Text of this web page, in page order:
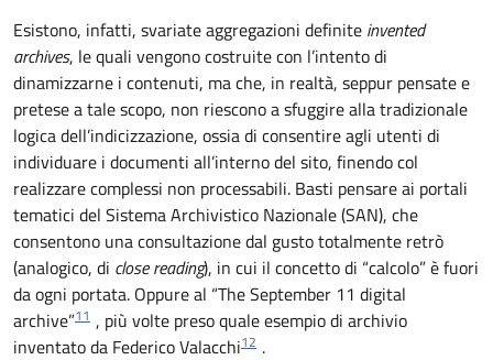
Esistono, infatti, svariate aggregazioni definite invented
archives, le quali vengono costruite con l’intento di
dinamizzarne i contenuti, ma che, in realtà, seppur pensate e
pretese a tale scopo, non riescono a sfuggire alla tradizionale
logica dell’indicizzazione, ossia di consentire agli utenti di
individuare i documenti all’interno del sito, finendo col
realizzare complessi non processabili. Basti pensare ai portali
tematici del Sistema Archivistico Nazionale (SAN), che
consentono una consultazione dal gusto totalmente retrò
(analogico, di close reading), in cui il concetto di “calcolo” è fuori
da ogni portata. Oppure al “The September 11 digital
archive”11 , più volte preso quale esempio di archivio
inventato da Federico Valacchi12 .